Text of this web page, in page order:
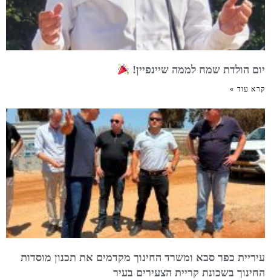
יום הולדת שמח לממה שיינפיין!
קרא עוד »
עיריית כפר סבא ומשרד החינוך מקדמים את תכנון מוסדות
החינוך בשכונת קריית הצעירים בעיר